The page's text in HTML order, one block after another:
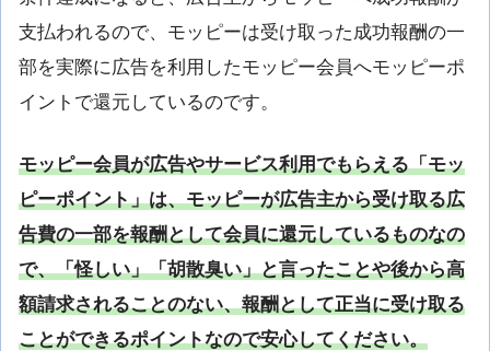
支払われるので、モッピーは受け取った成功報酬の一
部を実際に広告を利用したモッピー会員へモッピーポ
イントで還元しているのです。
モッピー会員が広告やサービス利用でもらえる「モッ
ピーポイント」は、モッピーが広告主から受け取る広
告費の一部を報酬として会員に還元しているものなの
で、「怪しい」「胡散臭い」と言ったことや後から高
額請求されることのない、報酬として正当に受け取る
ことができるポイントなので安心してください。